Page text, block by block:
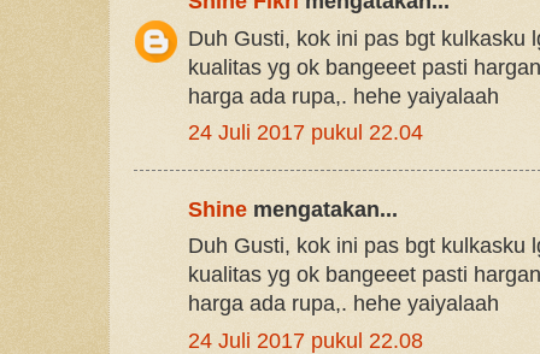
Duh Gusti, kok ini pas bgt kulkasku
kualitas yg ok bangeeet pasti
harga ada rupa,. hehe yaiyalaah
24 Juli 2017 pukul 22.04
Shine mengatakan...
Duh Gusti, kok ini pas bgt kulkasku
kualitas yg ok bangeeet pasti
harga ada rupa,. hehe yaiyalaah
24 Juli 2017 pukul 22.08